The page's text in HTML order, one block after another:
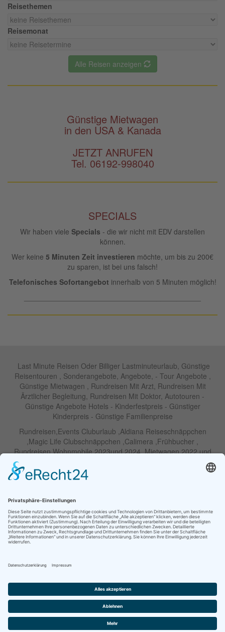
Reisethemen
Reisemonat
Alle Reisen anzeigen
Günstige Mietwagen
in den USA & Kanada
JETZT ANRUFEN
Tel. 06192-998040
SPECIALS
Wir haben viele Specials - die wir nicht mit EDV darstellen
können.
Wer keine 5 Minuten Zeit investieren möchte, um bis zu 200€
zu sparen, ist bei uns falsch!
Telefonisches Sofortangebot innerhalb von 5 Minuten möglich!
Last Minute Reisen Oder Billiger Lastminuteurlaub, Günstige
Reisentouren , Sonderangebote, Angebote, - Tour Angebote ,
Günstige Mietwagen , Rundreisen Mit Arzt, Rundreisen Mit
Ärztlicher Begleitung, Rundreisen Mit Doktor, Autotouren -
Günstige Angebote Hotels - Kinderfestpreis - Günstiger
Kinderpreis - Günstige Familienpreise
Rundreisen,Events Cluburlaub ,Aldiana Reiseschnäppchen
,Magic Life Clubschnäppchen ,Calimera ,Frühbucher ,
Rundreisen Wohnmobile 2023und 2024 ,Mietwagen 2022 und
Weihnachtreisen 2022 und 2023 , Silvesterreisen 2022 und 2032,
Namibia, Wohnmobile , Billige Angebote, Touren,Angebote Für
Mietwagentouren , Billige Lastminute Angebote Für
Mietwagenrundreisen, Mietwagenreisen ,Selbstfahrertouren
RIU Urlaubs Angebote - RIU Urlaub Schnäppchen - RIU Clubhotel
- Lastminute RIU - Riu Palace Hotels - Robinson Clubs -
Familien Angebote Europa Park Freizeitpark
Partner im Netzwerk Travel on Air
© Ihre Reiseagentur GmbH | Kontakt